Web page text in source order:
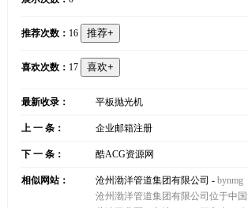
推荐次数： 16
喜欢次数： 17
最新收录： 平板抛光机
上 一 条： 企业邮箱注册
下 一 条： 酷ACG资源网
相似网站： 沧州渤洋管道集团有限公司 - bynmg
沧州渤洋管道集团有限公司位于中